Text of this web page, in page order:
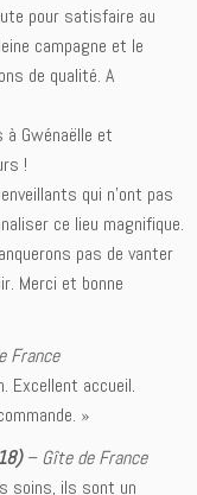
pour satisfaire au
campagne et le
de qualité. A
Gwénaëlle et
!
qui n’ont pas
ce lieu magnifique.
pas de vanter
Merci et bonne
France
Excellent accueil.
»
–Gîte de France
soins, ils sont un